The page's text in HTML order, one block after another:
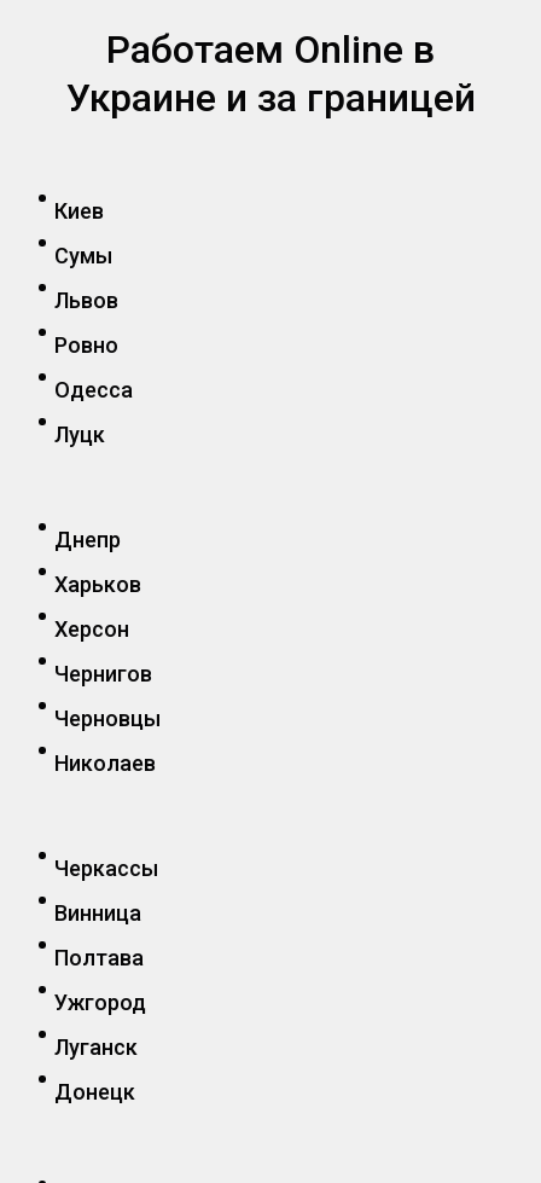
Работаем Online в
Украине и за границей
Киев
Сумы
Львов
Ровно
Одесса
Луцк
Днепр
Харьков
Херсон
Чернигов
Черновцы
Николаев
Черкассы
Винница
Полтава
Ужгород
Луганск
Донецк